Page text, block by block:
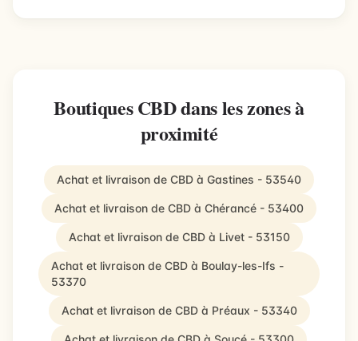
Boutiques CBD dans les zones à
proximité
Achat et livraison de CBD à Gastines - 53540
Achat et livraison de CBD à Chérancé - 53400
Achat et livraison de CBD à Livet - 53150
Achat et livraison de CBD à Boulay-les-Ifs -
53370
Achat et livraison de CBD à Préaux - 53340